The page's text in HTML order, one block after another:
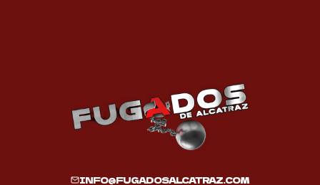
INFO@FUGADOSALCATRAZ.COM